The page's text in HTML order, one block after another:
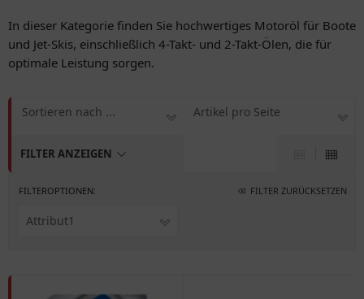
In dieser Kategorie finden Sie hochwertiges Motoröl für Boote
und Jet-Skis, einschließlich 4-Takt- und 2-Takt-Ölen, die für
optimale Leistung sorgen.
FILTER ANZEIGEN
Sortieren nach ... Artikel pro Seite
FILTEROPTIONEN: FILTER ZURÜCKSETZEN
Attribut1